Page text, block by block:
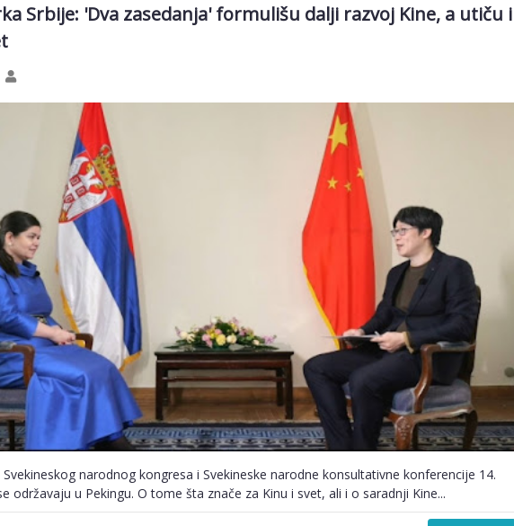
Srbije: 'Dva zasedanja' formulišu dalji razvoj Kine, a utiču i
narodnog kongresa i Svekineske narodne konsultativne konferencije 14.
održavaju u Pekingu. O tome šta znače za Kinu i svet, ali i o saradnji Kine...